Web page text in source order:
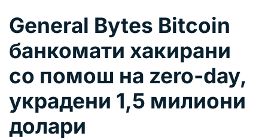
General Bytes Bitcoin
банкомати хакирани
со помош на zero-day,
украдени 1,5 милиони
долари